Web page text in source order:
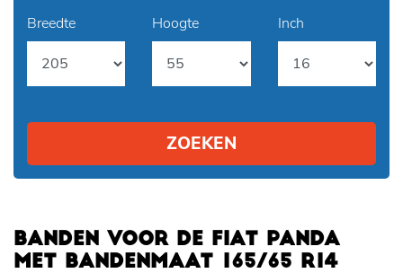
Breedte Hoogte Inch
ZOEKEN
BANDEN VOOR DE FIAT PANDA
MET BANDENMAAT 165/65 R14